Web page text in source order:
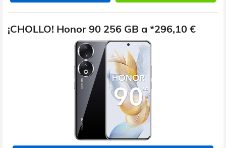
¡CHOLLO! Honor 90 256 GB a *296,10 €